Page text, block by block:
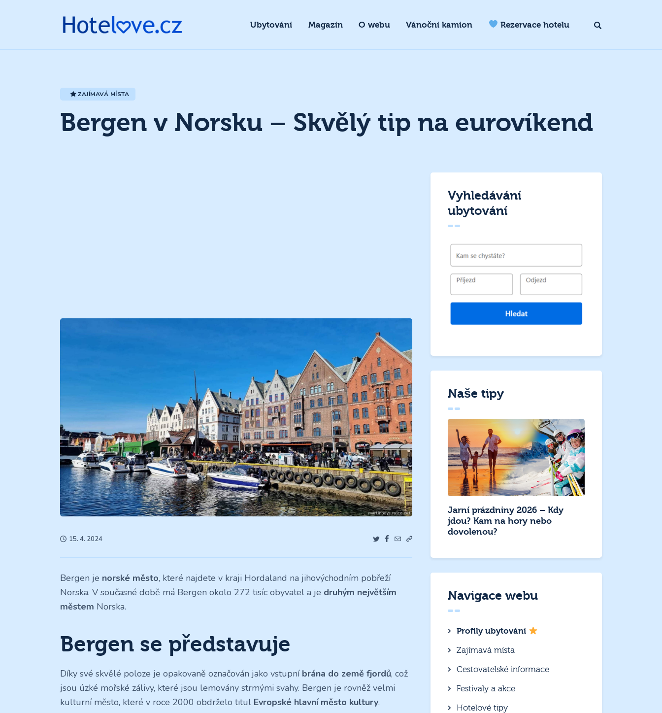
Ubytování Magazín O webu Vánoční kamion Rezervace hotelu
ZAJÍMAVÁ MÍSTA
Bergen v Norsku – Skvělý tip na eurovíkend
15. 4. 2024
Bergen je norské město, které najdete v kraji Hordaland na jihovýchodním pobřeží
Norska. V současné době má Bergen okolo 272 tisíc obyvatel a je druhým největším
městem Norska.
Bergen se představuje
Díky své skvělé poloze je opakovaně označován jako vstupní brána do země fjordů, což
jsou úzké mořské zálivy, které jsou lemovány strmými svahy. Bergen je rovněž velmi
kulturní město, které v roce 2000 obdrželo titul Evropské hlavní město kultury.
Vyhledávání
ubytování
Naše tipy
Jarní prázdniny 2026 – Kdy
jdou? Kam na hory nebo
dovolenou?
Navigace webu
Profily ubytování
Zajímavá místa
Cestovatelské informace
Festivaly a akce
Hotelové tipy